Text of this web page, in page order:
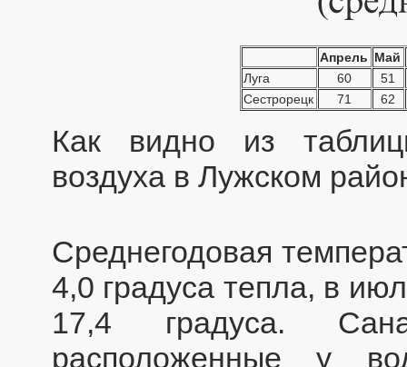
Апрель Май
Луга
60
51
Сестрорецк
71 62
Как видно из
воздуха в Лужском
Среднегодовая
4,0 градуса тепла, в
17,4 градуса.
расположенные у